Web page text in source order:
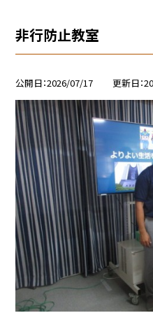
非行防止教室
公開日 2026/07/17 更新日